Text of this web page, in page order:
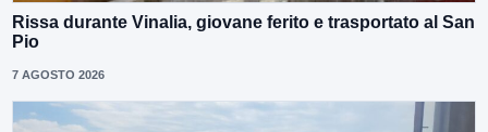
Rissa durante Vinalia, giovane ferito e trasportato al San
Pio
7 AGOSTO 2026